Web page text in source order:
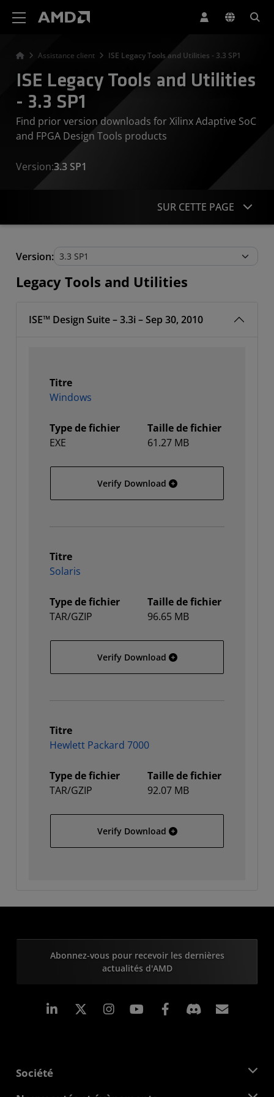
Assistance client ISE Legacy Tools and Utilities - 3.3 SP1
ISE Legacy Tools and Utilities
- 3.3 SP1
Find prior version downloads for Xilinx Adaptive SoC
and FPGA Design Tools products
Version:3.3 SP1
SUR CETTE PAGE
Legacy Tools and Utilities
Version:
Legacy Tools and Utilities
ISE™ Design Suite – 3.3i – Sep 30, 2010
Titre
Windows
Type de fichier
EXE
Taille de fichier
61.27 MB
Verify Download Windows
Titre
Solaris
Type de fichier
TAR/GZIP
Taille de fichier
96.65 MB
Verify Download Solaris
Titre
Hewlett Packard 7000
Type de fichier
TAR/GZIP
Taille de fichier
92.07 MB
Verify Download Hewlett Packard 7000
Abonnez-vous pour recevoir les dernières
actualités d'AMD
LinkedIn Instagram Facebook
Société